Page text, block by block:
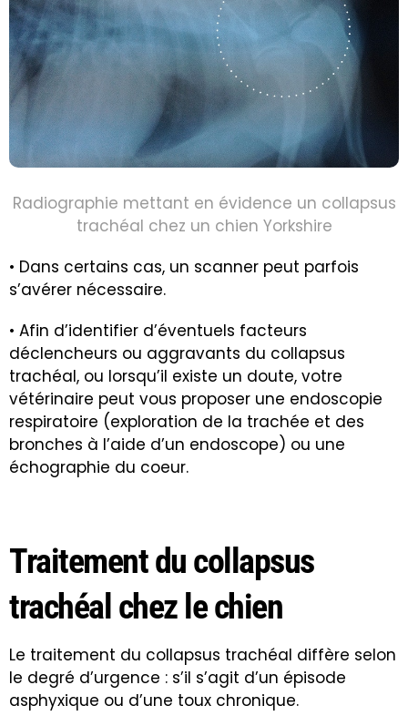
Radiographie mettant en évidence un collapsus
trachéal chez un chien Yorkshire
• Dans certains cas, un scanner peut parfois
s’avérer nécessaire.
• Afin d’identifier d’éventuels facteurs
déclencheurs ou aggravants du collapsus
trachéal, ou lorsqu’il existe un doute, votre
vétérinaire peut vous proposer une endoscopie
respiratoire (exploration de la trachée et des
bronches à l’aide d’un endoscope) ou une
échographie du coeur.
Traitement du collapsus
trachéal chez le chien
Le traitement du collapsus trachéal diffère selon
le degré d’urgence : s’il s’agit d’un épisode
asphyxique ou d’une toux chronique.